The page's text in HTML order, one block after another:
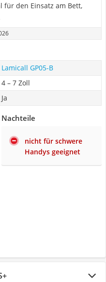
für den Einsatz am Bett,
Lamicall GP05-B
4 – 7 Zoll
Ja
Nachteile
nicht für schwere
Handys geeignet